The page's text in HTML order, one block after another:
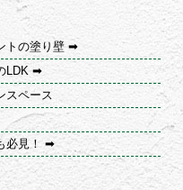
トの塗り壁
LDK
スペース
見！